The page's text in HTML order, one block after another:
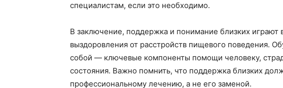
специалистам, если это необходимо.
В заключение, поддержка и понимание близких играют
выздоровления от расстройств пищевого поведения.
собой — ключевые компоненты помощи человеку,
состояния. Важно помнить, что поддержка близких
профессиональному лечению, а не его заменой.